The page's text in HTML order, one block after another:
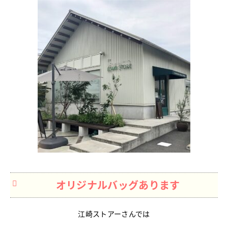
オリジナルバッグあります
江崎ストアーさんでは